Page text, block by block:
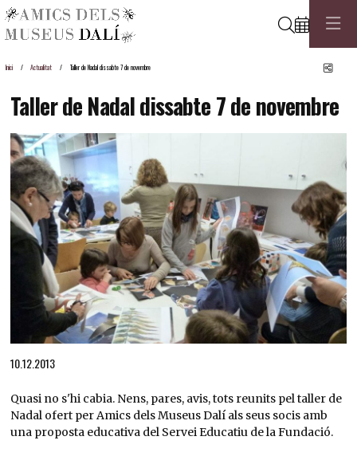
Cerca
Inici Actualitat Taller de Nadal dissabte 7 de novembre
Taller de Nadal dissabte 7 de novembre
10.12.2013
Quasi no s'hi cabia. Nens, pares, avis, tots reunits pel taller de
Nadal ofert per Amics dels Museus Dalí als seus socis amb
una proposta educativa del Servei Educatiu de la Fundació.